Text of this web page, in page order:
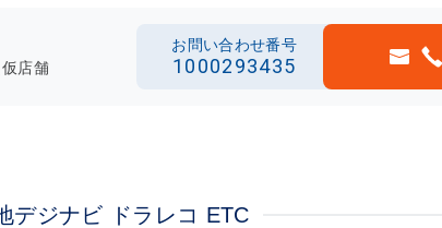
店舗
お問い合わせ番号
1000293435
デジナビ ドラレコ ETC